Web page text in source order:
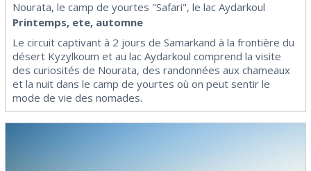
Nourata, le camp de yourtes "Safari", le lac Aydarkoul
Printemps, ete, automne
Le circuit captivant à 2 jours de Samarkand à la frontière du
désert Kyzylkoum et au lac Aydarkoul comprend la visite
des curiosités de Nourata, des randonnées aux chameaux
et la nuit dans le camp de yourtes où on peut sentir le
mode de vie des nomades.